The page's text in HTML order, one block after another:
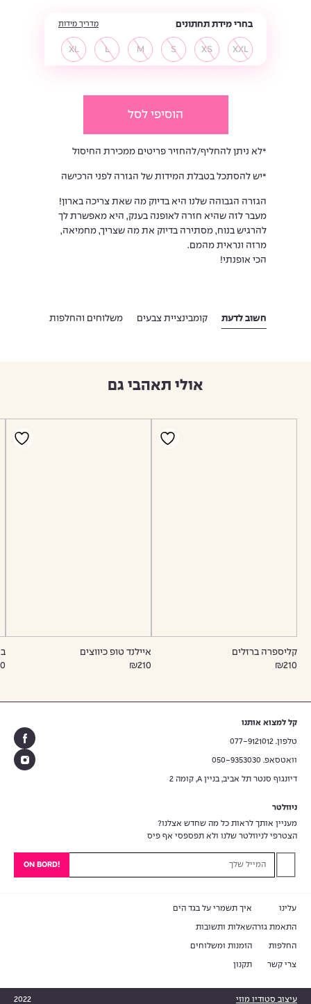
עוד
בחרי מידת תחתונים מדריך מידות
XXL
XS
S
M
L
XL
*לא ניתן להחליף/להחזיר פריטים ממכירת החיסול
*יש להסתכל בטבלת המידות של הגזרה לפני הרכישה
הגזרה הגבוהה שלנו היא בדיוק מה שאת צריכה בארון!
מעבר לזה שהיא חזרה לאופנה בענק, היא מאפשרת לך
להרגיש בנוח, מסתירה בדיוק את מה שצריך, מחמיאה,
מרזה ונראית מהמם.
הכי אופנתי!
הוסיפי לסל
חשוב לדעת קומבינציית צבעים משלוחים והחלפות
אולי תאהבי גם
קליספרה ברזלים
₪210
איילנד טופ כיווצים
₪210
קל למצוא אותנו
טלפון. 077-9121012
וואטסאפ. 050-9353030
דיזנגוף סנטר תל אביב, בניין A, קומה 2
ניוזלטר
מעניין אותך לראות כל מה שחדש אצלנו?
הצטרפי לניוזלטר שלנו ולא תפספסי אף פיס
עלינו
התאמת גזרה
החלפות
צרי קשר
איך תשמרי על בגד הים
שאלות ותשובות
הזמנות ומשלוחים
תקנון
עיצוב סטודיו מוזי 2022